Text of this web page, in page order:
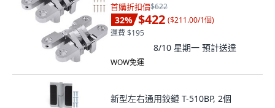
首購折扣價$622
32% $422 ($211.00/1個)
運費 $195
8/10 星期一 預計送達
WOW免運
新型左右通用鉸鏈 T-510BP, 2個